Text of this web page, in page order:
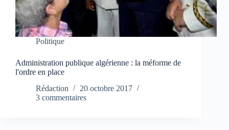
Politique
Administration publique algérienne : la méforme de
l'ordre en place
Rédaction
20 octobre 2017
3 commentaires